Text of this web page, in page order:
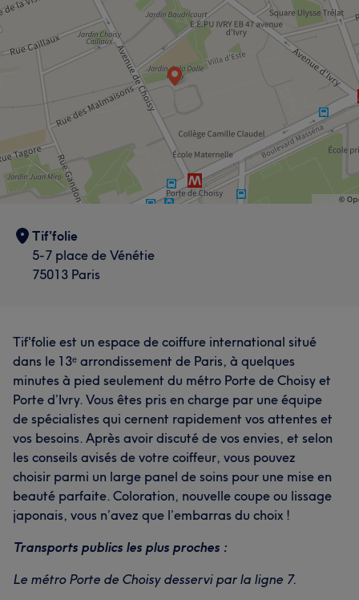
Tif'folie
5-7 place de Vénétie
75013 Paris
Tif'folie est un espace de coiffure international situé
dans le 13ᵉ arrondissement de Paris, à quelques
minutes à pied seulement du métro Porte de Choisy et
Porte d’Ivry. Vous êtes pris en charge par une équipe
de spécialistes qui cernent rapidement vos attentes et
vos besoins. Après avoir discuté de vos envies, et selon
les conseils avisés de votre coiffeur, vous pouvez
choisir parmi un large panel de soins pour une mise en
beauté parfaite. Coloration, nouvelle coupe ou lissage
japonais, vous n’avez que l’embarras du choix !
Transports publics les plus proches :
Le métro Porte de Choisy desservi par la ligne 7.